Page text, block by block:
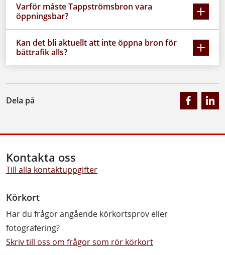
Varför måste Tappströmsbron vara
öppningsbar?
Kan det bli aktuellt att inte öppna bron för
båttrafik alls?
Dela på
Kontakta oss
Till alla kontaktuppgifter
Körkort
Har du frågor angående körkortsprov eller
fotografering?
Skriv till oss om frågor som rör körkort